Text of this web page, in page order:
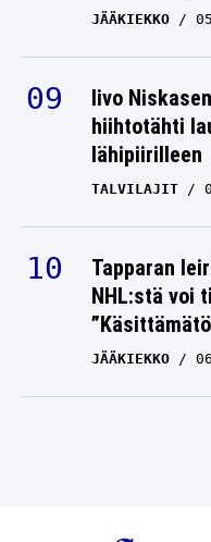
JÄÄKIEKKO
Iivo
hiihtotähti
lähipiirilleen
TALVILAJIT
Tapparan
NHL:stä voi
JÄÄKIEKKO